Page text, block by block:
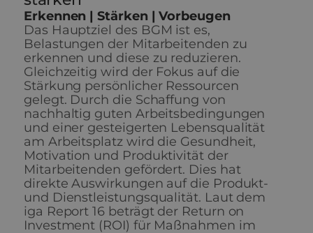
Erkennen | Stärken | Vorbeugen
Das Hauptziel des BGM ist es,
Belastungen der Mitarbeitenden zu
erkennen und diese zu reduzieren.
Gleichzeitig wird der Fokus auf die
Stärkung persönlicher Ressourcen
gelegt. Durch die Schaffung von
nachhaltig guten Arbeitsbedingungen
und einer gesteigerten Lebensqualität
am Arbeitsplatz wird die Gesundheit,
Motivation und Produktivität der
Mitarbeitenden gefördert. Dies hat
direkte Auswirkungen auf die Produkt-
und Dienstleistungsqualität. Laut dem
iga Report 16 beträgt der Return on
Investment (ROI) für Maßnahmen im